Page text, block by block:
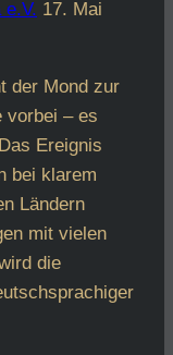
17. Mai
der Mond zur
vorbei – es
Ereignis
bei klarem
Ländern
mit vielen
die